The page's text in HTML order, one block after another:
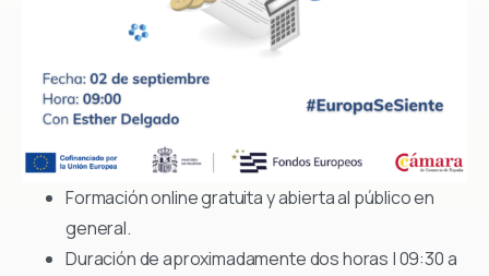
Formación online gratuita y abierta al público en
general.
Duración de aproximadamente dos horas | 09:30 a